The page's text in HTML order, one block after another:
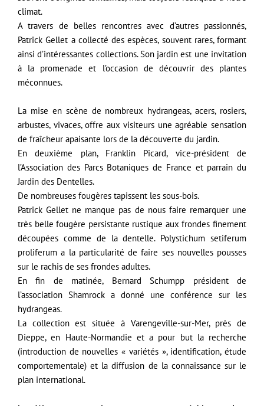
climat.
A travers de belles rencontres avec d’autres passionnés,
Patrick Gellet a collecté des espèces, souvent rares, formant
ainsi d’intéressantes collections. Son jardin est une invitation
à la promenade et l’occasion de découvrir des plantes
méconnues.
La mise en scène de nombreux hydrangeas, acers, rosiers,
arbustes, vivaces, offre aux visiteurs une agréable sensation
de fraîcheur apaisante lors de la découverte du jardin.
En deuxième plan, Franklin Picard, vice-président de
l’Association des Parcs Botaniques de France et parrain du
Jardin des Dentelles.
De nombreuses fougères tapissent les sous-bois.
Patrick Gellet ne manque pas de nous faire remarquer une
très belle fougère persistante rustique aux frondes finement
découpées comme de la dentelle. Polystichum setiferum
proliferum a la particularité de faire ses nouvelles pousses
sur le rachis de ses frondes adultes.
En fin de matinée, Bernard Schumpp président de
l’association Shamrock a donné une conférence sur les
hydrangeas.
La collection est située à Varengeville-sur-Mer, près de
Dieppe, en Haute-Normandie et a pour but la recherche
(introduction de nouvelles « variétés », identification, étude
comportementale) et la diffusion de la connaissance sur le
plan international.